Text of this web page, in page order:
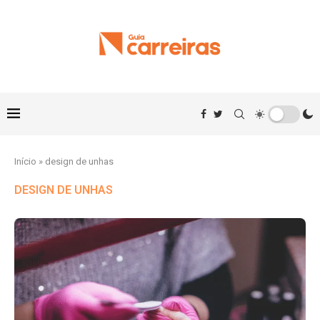
Início » design de unhas
DESIGN DE UNHAS